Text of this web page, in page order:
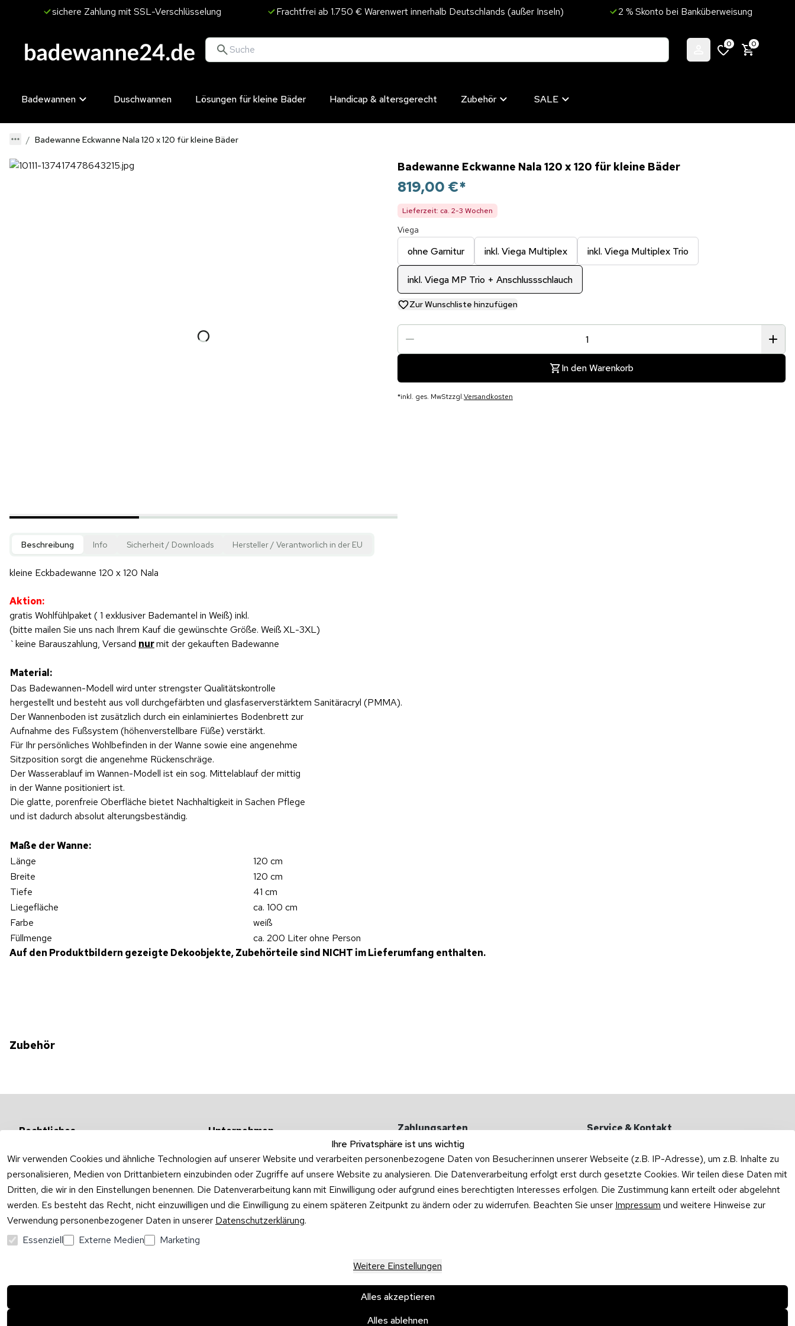
sichere Zahlung mit SSL-Verschlüsselung Frachtfrei ab 1.750 € Warenwert innerhalb Deutschlands (außer Inseln) 2 % Skonto bei Banküberweisung
0 0
Badewannen Duschwannen Lösungen für kleine Bäder Handicap & altersgerecht Zubehör SALE
Badewanne Eckwanne Nala 120 x 120 für kleine Bäder
Badewanne Eckwanne Nala 120 x 120 für kleine Bäder
819,00 €*
Lieferzeit: ca. 2-3 Wochen
Viega
ohne Garnitur inkl. Viega Multiplex inkl. Viega Multiplex Trio
inkl. Viega MP Trio + Anschlussschlauch
Zur Wunschliste hinzufügen
In den Warenkorb
*inkl. ges. MwStzzgl.Versandkosten
Beschreibung Info Sicherheit / Downloads Hersteller / Verantworlich in der EU
kleine Eckbadewanne 120 x 120 Nala
Aktion:
gratis Wohlfühlpaket ( 1 exklusiver Bademantel in Weiß) inkl.
(bitte mailen Sie uns nach Ihrem Kauf die gewünschte Größe. Weiß XL-3XL)
`keine Barauszahlung, Versand nurmit der gekauften Badewanne
Material:
Das Badewannen-Modell wird unter strengster Qualitätskontrolle
hergestellt und besteht aus voll durchgefärbten und glasfaserverstärktem Sanitäracryl (PMMA).
Der Wannenboden ist zusätzlich durch ein einlaminiertes Bodenbrett zur
Aufnahme des Fußsystem (höhenverstellbare Füße) verstärkt.
Für Ihr persönliches Wohlbefinden in der Wanne sowie eine angenehme
Sitzposition sorgt die angenehme Rückenschräge.
Der Wasserablauf im Wannen-Modell ist ein sog. Mittelablauf der mittig
in der Wanne positioniert ist.
Die glatte, porenfreie Oberfläche bietet Nachhaltigkeit in Sachen Pflege
und ist dadurch absolut alterungsbeständig.
Maße der Wanne:
Länge
120 cm
Breite
120 cm
Tiefe
41 cm
Liegefläche
ca. 100 cm
Farbe
weiß
Füllmenge
ca. 200 Liter ohne Person
Auf den Produktbildern gezeigte Dekoobjekte, Zubehörteile sind NICHT im Lieferumfang enthalten.
Zubehör
Ihre Privatsphäre ist uns wichtig
Wir verwenden Cookies und ähnliche Technologien auf unserer Website und verarbeiten personenbezogene Daten von Besucher:innen unserer Webseite (z.B. IP-Adresse), um z.B. Inhalte zu
personalisieren, Medien von Drittanbietern einzubinden oder Zugriffe auf unsere Website zu analysieren. Die Datenverarbeitung erfolgt erst durch gesetzte Cookies. Wir teilen diese Daten mit
Dritten, die wir in den Einstellungen benennen. Die Datenverarbeitung kann mit Einwilligung oder aufgrund eines berechtigten Interesses erfolgen. Die Zustimmung kann erteilt oder abgelehnt
werden. Es besteht das Recht, nicht einzuwilligen und die Einwilligung zu einem späteren Zeitpunkt zu ändern oder zu widerrufen. Beachten Sie unser Impressum und weitere Hinweise zur
Verwendung personenbezogener Daten in unserer Datenschutzerklärung.
Essenziell
Externe Medien Marketing
Weitere Einstellungen
Alles akzeptieren
Alles ablehnen
Rechtliches
Impressum
Datenschutzerklärung
Widerrufsrecht
Vertrag widerrufen
Unternehmen
Unternehmen
Ab- und Überlaufgarnituren
Zahlungsarten
Service & Kontakt
Zum Kontaktformular
Rufen Sie uns an oder schreiben Sie
per WhatsApp: